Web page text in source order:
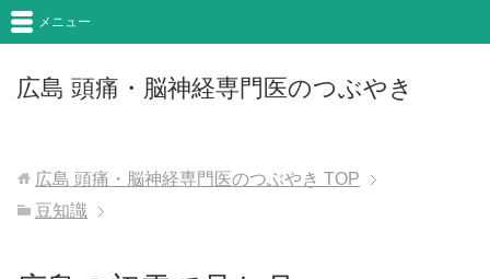
広島 頭痛・脳神経専門医のつぶやき
メニュー
広島 頭痛・脳神経専門医のつぶやき TOP
豆知識